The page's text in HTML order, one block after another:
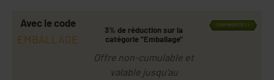
Avec le code
EMBALLAGE
3% de réduction sur la
catégorie "Emballage"
Offre non-cumulable et
valable jusqu'au